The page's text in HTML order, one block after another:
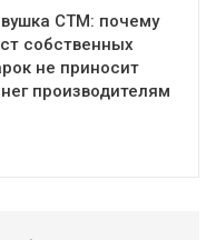
СТМ: почему
собственных
не приносит
производителям